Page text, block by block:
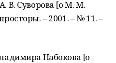
В. Суворова [о М. М.
– 2001. – № 11. –
Набокова [о